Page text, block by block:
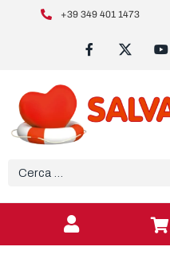
+39 349 401 1473